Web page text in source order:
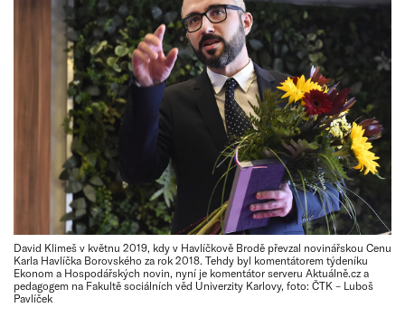
David Klimeš v květnu 2019, kdy v Havlíčkově Brodě převzal novinářskou Cenu
Karla Havlíčka Borovského za rok 2018. Tehdy byl komentátorem týdeníku
Ekonom a Hospodářských novin, nyní je komentátor serveru Aktuálně.cz a
pedagogem na Fakultě sociálních věd Univerzity Karlovy, foto: ČTK – Luboš
Pavlíček